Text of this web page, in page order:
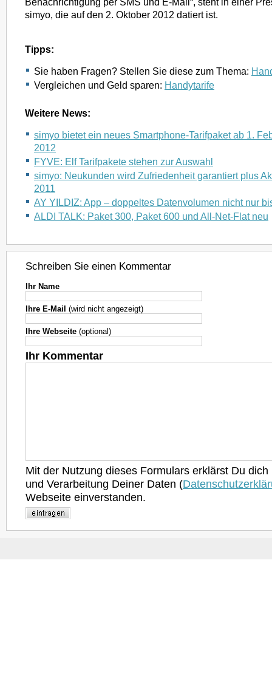
simyo, die auf den 2. Oktober 2012 datiert ist.
Tipps:
Sie haben Fragen? Stellen Sie diese zum Thema:
Vergleichen und Geld sparen: Handytarife
Weitere News:
simyo bietet ein neues Smartphone-Tarifpaket ab 1.
2012
FYVE: Elf Tarifpakete stehen zur Auswahl
simyo: Neukunden wird Zufriedenheit garantiert plus
2011
AY YILDIZ: App – doppeltes Datenvolumen nicht nur
ALDI TALK: Paket 300, Paket 600 und All-Net-Flat neu
Schreiben Sie einen Kommentar
Ihr Name
Ihre E-Mail (wird nicht angezeigt)
Ihre Webseite (optional)
Ihr Kommentar
Mit der Nutzung dieses Formulars erklärst Du
und Verarbeitung Deiner Daten (
Webseite einverstanden.